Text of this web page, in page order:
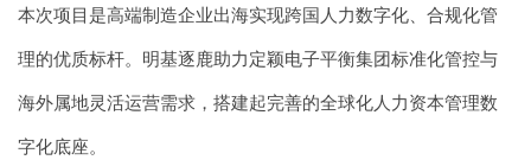
本次项目是高端制造企业出海实现跨国人力数字化、合规化管
理的优质标杆。明基逐鹿助力定颖电子平衡集团标准化管控与
海外属地灵活运营需求，搭建起完善的全球化人力资本管理数
字化底座。